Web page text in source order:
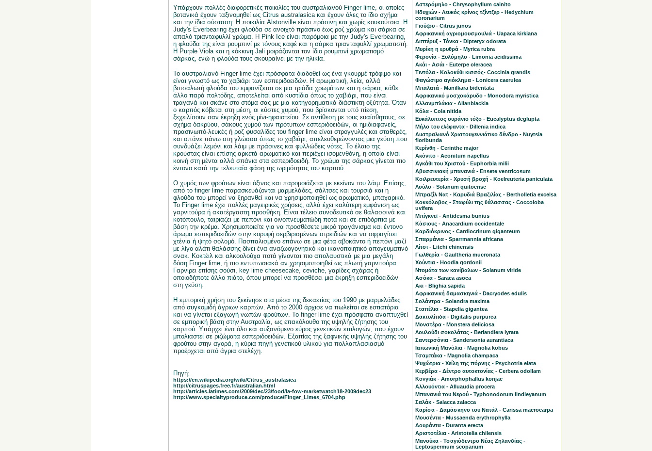
Υπάρχουν πολλές διαφορετικές ποικιλίες του αυστραλιανού Finger lime, οι οποίες
βοτανικά έχουν ταξινομηθεί ως Citrus australasica και έχουν όλες το ίδιο σχήμα
και την ίδια σύσταση: Η ποικιλία Alstonville είναι πράσινη και χωρίς κουκούτσια. Η
Judy's Everbearing έχει φλούδα σε ανοιχτό πράσινο έως ροζ χρώμα και σάρκα σε
απαλό τριανταφυλλί χρώμα. Η Pink Ice είναι παρόμοια με την Judy's Everbearing,
η φλούδα της είναι ρουμπινί με τόνους καφέ και η σάρκα τριανταφυλλί χρωματιστή.
Η Purple Viola και η κόκκινη Jali μοιράζονται τον ίδιο ρουμπινί χρωματισμό
σάρκας, ενώ η φλούδα τους σκουραίνει με την ηλικία.
Το αυστραλιανό Finger lime έχει πρόσφατα διαδοθεί ως ένα γκουρμέ τρόφιμο και
είναι γνωστό ως το χαβιάρι των εσπεριδοειδών. Η αρωματική, λεία, αλλά
βοτσαλωτή φλούδα του εμφανίζεται σε μια τριάδα χρωμάτων και η σάρκα, κάθε
άλλο παρά πολτόδης, αποτελείται από κυστίδια όπως το χαβιάρι, που είναι
τραγανά και σκάνε στο στόμα σας με μια κατηγορηματικά διάστικτη οξύτητα. Όταν
ο καρπός κόβεται στη μέση, οι κύστες χυμού, που βρίσκονται υπό πίεση,
ξεχειλίσουν σαν έκρηξη ενός μίνι-ηφαιστείου. Σε αντίθεση με τους ευαίσθητους, σε
σχήμα δακρύου, σάκους χυμού των πρότυπων εσπεριδοειδών, οι ημιδιαφανείς,
πρασινωπό-λευκές ή ροζ φυσαλίδες του finger lime είναι στρογγυλές και σταθερές,
και σπάνε πάνω στη γλώσσα όπως το χαβιάρι, απελευθερώνοντας μια γεύση που
συνδυάζει λεμόνι και λάιμ με πράσινες και φυλλώδεις νότες. Το έλαιο της
κρούστας είναι επίσης αρκετά αρωματικό και περιέχει ισομενθόνη, η οποία είναι
κοινή στη μέντα αλλά σπάνια στα εσπεριδοειδή. Το χρώμα της σάρκας γίνεται πιο
έντονο κατά την τελευταία φάση της ωριμότητας του καρπού.
Ο χυμός των φρούτων είναι όξινος και παρομοιάζεται με εκείνον του λάιμ. Επίσης,
από το finger lime παρασκευάζονται μαρμελάδες, σάλτσες και τουρσιά και η
φλούδα του μπορεί να ξηρανθεί και να χρησιμοποιηθεί ως αρωματικό, μπαχαρικό.
Το Finger lime έχει πολλές μαγειρικές χρήσεις, αλλά έχει καλύτερη εμφάνιση ως
γαρνιτούρα ή ακατέργαστη προσθήκη. Είναι τέλειο συνοδευτικό σε θαλασσινά και
κοτόπουλο, ταιριάζει με πεπόνι και οινοπνευματώδη ποτά και σε επιδόρπια με
βάση την κρέμα. Χρησιμοποιείτε για να προσθέσετε μικρό τραγάνισμα και έντονο
άρωμα εσπεριδοειδών στην κορυφή σερβιρισμένων στρειδιών και να σφραγίσει
χτένια ή ψητό σολομό. Πασπαλισμένο επάνω σε μια φέτα αβοκάντο ή πεπόνι μαζί
με λίγο αλάτι θαλάσσης δίνει ένα αναζωογονητικό και ικανοποιητικό απογευματινό
σνακ. Κοκτέιλ και αλκοολούχα ποτά γίνονται πιο απολαυστικά με μια μεγάλη
δόση Finger lime, ή πιο εντυπωσιακά αν χρησιμοποιηθεί ως πλωτή γαρνιτούρα.
Γαρνίρει επίσης σούσι, key lime cheesecake, ceviche, γαρίδες σχάρας ή
οποιοδήποτε άλλο πιάτο, όπου μπορεί να προσθέσει μια έκρηξη εσπεριδοειδών
στη γεύση.
Η εμπορική χρήση του ξεκίνησε στα μέσα της δεκαετίας του 1990 με μαρμελάδες
από συγκομιδή άγριων καρπών. Από το 2000 άρχισε να πωλείται σε εστιατόρια
και να γίνεται εξαγωγή νωπών φρούτων. Το finger lime έχει πρόσφατα αναπτυχθεί
σε εμπορική βάση στην Αυστραλία, ως επακόλουθο της υψηλής ζήτησης του
καρπού. Υπάρχει ένα όλο και αυξανόμενο εύρος γενετικών επιλογών, που έχουν
μπολιαστεί σε ριζώματα εσπεριδοειδών. Εξαιτίας της ξαφνικής υψηλής ζήτησης του
φρούτου στην αγορά, η κύρια πηγή γενετικού υλικού για πολλαπλασιασμό
προέρχεται από άγρια στελέχη.
Πηγή:
https://en.wikipedia.org/wiki/Citrus_australasica
http://citruspages.free.fr/australian.html
http://articles.latimes.com/2009/dec/23/food/la-fow-marketwatch18-2009dec23
http://www.specialtyproduce.com/produce/Finger_Limes_6704.php
Αστερόμηλο - Chrysophyllum cainito
Ηδυχιών - Λευκός κρίνος τζίντζερ - Hedychium
coronarium
Γιούζου - Citrus junos
Αφρικανική αγριομουσμουλιά - Uapaca kirkiana
Διπτέρυξ - Τόνκα - Dipteryx odorata
Μυρίκη η ερυθρά - Myrica rubra
Φερονία - Ξυλόμηλο - Limonia acidissima
Ακάι - Ασάι - Euterpe oleracea
Τιντόλα - Κολοκύθι κισσός- Coccinia grandis
Φαγώσιμο αγιόκλημα - Lonicera caerulea
Μπαλατά - Manilkara bidentata
Αφρικανικό μοσχοκάρυδο - Monodora myristica
Αλλανμπλάκια - Allanblackia
Κόλα - Cola nitida
Ευκάλυπτος ουράνιο τόξο - Eucalyptus deglupta
Μήλο του ελέφαντα - Dillenia indica
Αυστραλιανό Χριστουγεννιάτικο δένδρο - Nuytsia
floribunda
Κερίνθη - Cerinthe major
Ακόνιτο - Aconitum napellus
Αγκάθι του Χριστού - Euphorbia milii
Αβυσσινιακή μπανανιά - Ensete ventricosum
Κοιλρευτερία - Χρυσή βροχή - Koelreuteria paniculata
Λούλο - Solanum quitoense
Mπραζίλ Νατ - Καρυδιά Βραζιλίας - Bertholletia excelsa
Κοκκόλοβος - Σταφύλι της θάλασσας - Coccoloba
uvifera
Μπίγκνεϊ - Antidesma bunius
Κάσιους - Anacardium occidentale
Καρδιόκρινος - Cardiocrinum giganteum
Σπαρμάνια - Sparrmannia africana
Λίτσι - Litchi chinensis
Γωλθερία - Gaultheria mucronata
Χούντια - Hoodia gordonii
Ντομάτα των κανίβαλων - Solanum viride
Ασόκα - Saraca asoca
Aκι - Blighia sapida
Αφρικανική δαμασκηνιά - Dacryodes edulis
Σολάντρα - Solandra maxima
Σταπέλια - Stapelia gigantea
Δακτυλίτιδα - Digitalis purpurea
Μονστέρα - Monstera deliciosa
Λουλούδι σοκολάτας - Berlandiera lyrata
Σαντερσόνια - Sandersonia aurantiaca
Ιαπωνική Μανόλια - Magnolia kobus
Τσαμπάκα - Magnolia champaca
Ψυχώτρια - Χείλη της πόρνης - Psychotria elata
Κερβέρα - Δέντρο αυτοκτονίας - Cerbera odollam
Κονγιάκ - Amorphophallus konjac
Αλλουόντια - Alluaudia procera
Μπανανιά του Νερού - Typhonodorum lindleyanum
Σαλάκ - Salacca zalacca
Καρίσα - Δαμάσκηνο του Νατάλ - Carissa macrocarpa
Μουσέντα - Mussaenda erythrophylla
Δουράντα - Duranta erecta
Αριστοτέλια - Aristotelia chilensis
Μανούκα - Τσαγιόδεντρο Νέας Ζηλανδίας -
Leptospermum scoparium